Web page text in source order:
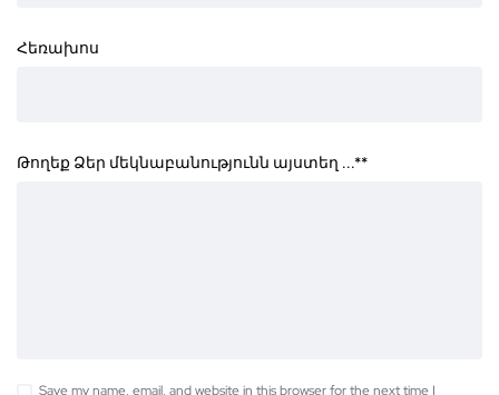
Հեռախոս
Թողեք Ձեր մեկնաբանությունն այստեղ ...**
Save my name, email, and website in this browser for the next time I